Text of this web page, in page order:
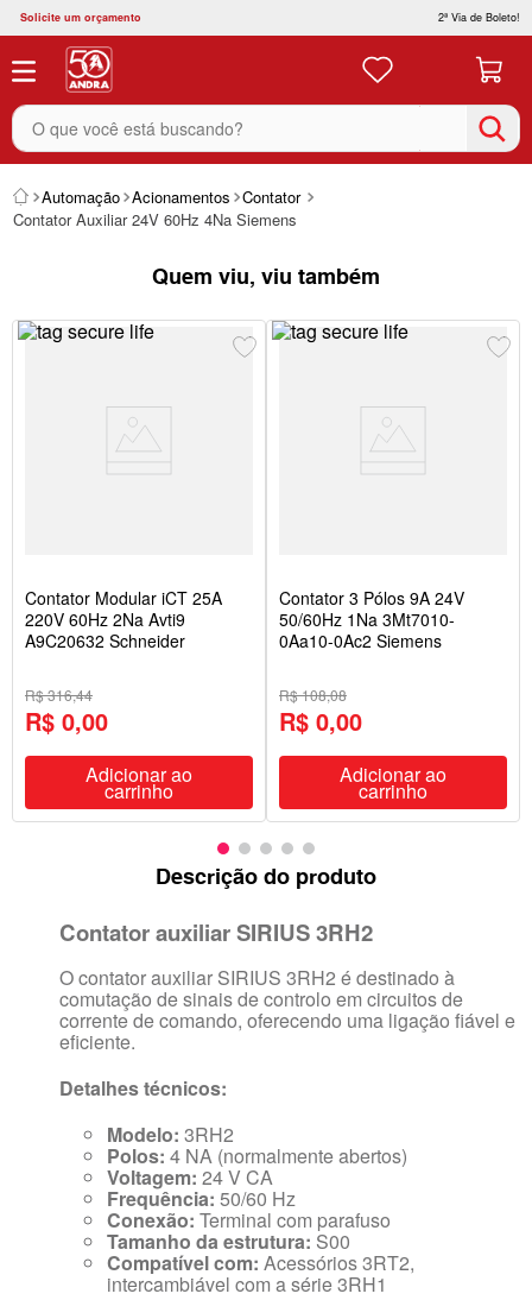
Solicite um orçamento 2ª Via de Boleto!
O que você está buscando?
Automação Acionamentos Contator
Contator Auxiliar 24V 60Hz 4Na Siemens
Quem viu, viu também
Contator Modular iCT 25A
220V 60Hz 2Na Avti9
A9C20632 Schneider
R$ 316,44
R$ 0,00
Adicionar ao
carrinho
Contator 3 Pólos 9A 24V
50/60Hz 1Na 3Mt7010-
0Aa10-0Ac2 Siemens
R$ 108,08
R$ 0,00
Adicionar ao
carrinho
Descrição do produto
Contator auxiliar SIRIUS 3RH2
O contator auxiliar SIRIUS 3RH2 é destinado à
comutação de sinais de controlo em circuitos de
corrente de comando, oferecendo uma ligação fiável e
eficiente.
Detalhes técnicos:
Modelo: 3RH2
Polos: 4 NA (normalmente abertos)
Voltagem: 24 V CA
Frequência: 50/60 Hz
Conexão: Terminal com parafuso
Tamanho da estrutura: S00
Compatível com: Acessórios 3RT2,
intercambiável com a série 3RH1